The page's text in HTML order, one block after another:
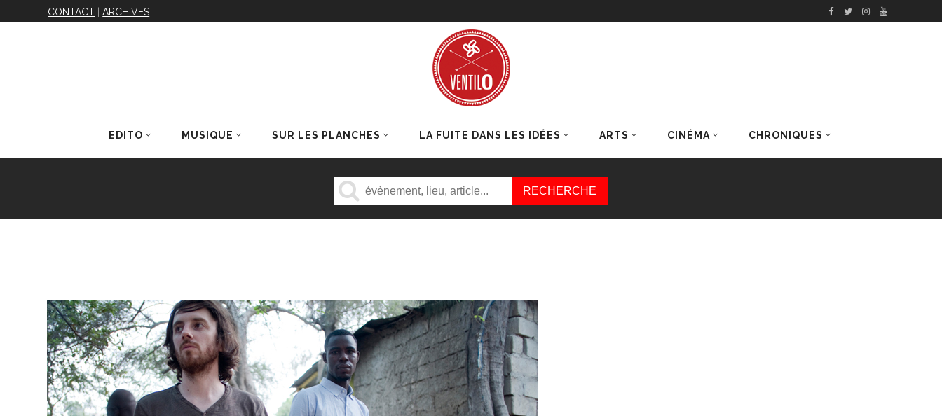
CONTACT |ARCHIVES
EDITO MUSIQUE SUR LES PLANCHES LA FUITE DANS LES IDÉES ARTS CINÉMA CHRONIQUES
DERNIERS ARTICLES